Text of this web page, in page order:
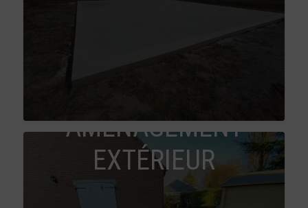
AMÉNAGEMENT
EXTÉRIEUR